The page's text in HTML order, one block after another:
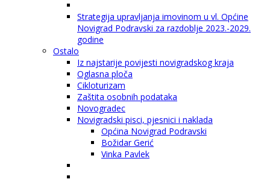
Strategija upravljanja imovinom u vl. Općine
Novigrad Podravski za razdoblje 2023.-2029.
godine
Ostalo
Iz najstarije povijesti novigradskog kraja
Oglasna ploča
Cikloturizam
Zaštita osobnih podataka
Novogradec
Novigradski pisci, pjesnici i naklada
Općina Novigrad Podravski
Božidar Gerić
Vinka Pavlek